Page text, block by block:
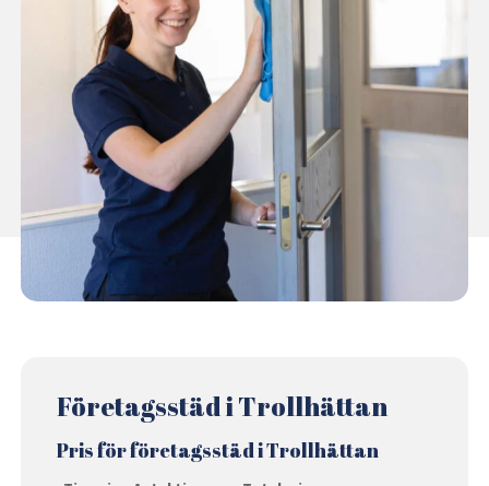
Företagsstäd i Trollhättan
Pris för företagsstäd i Trollhättan